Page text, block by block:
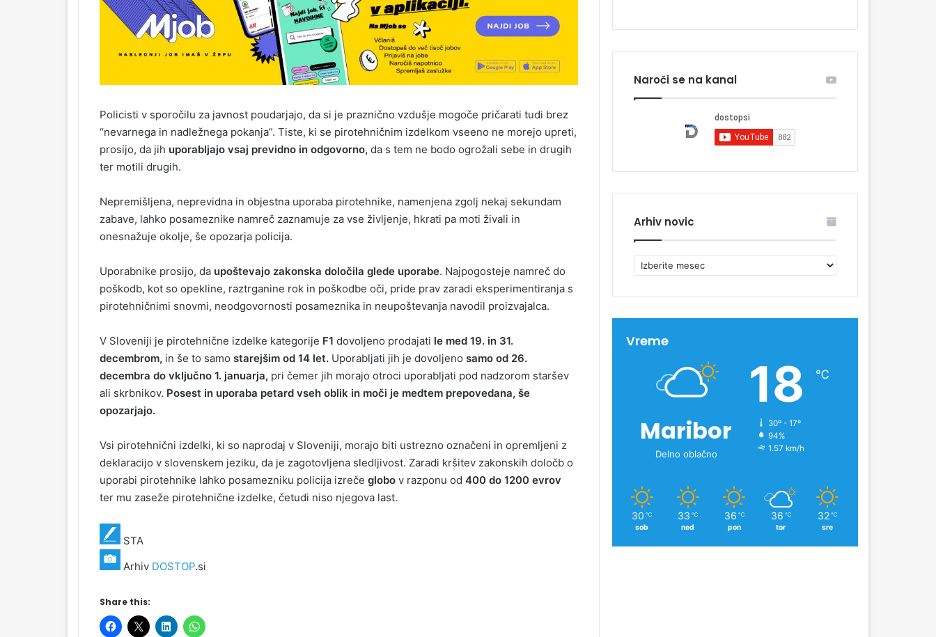
Policisti v sporočilu za javnost poudarjajo, da si je praznično vzdušje mogoče pričarati tudi brez
“nevarnega in nadležnega pokanja”. Tiste, ki se pirotehničnim izdelkom vseeno ne morejo upreti,
prosijo, da jih uporabljajo vsaj previdno in odgovorno, da s tem ne bodo ogrožali sebe in drugih
ter motili drugih.
Nepremišljena, neprevidna in objestna uporaba pirotehnike, namenjena zgolj nekaj sekundam
zabave, lahko posameznike namreč zaznamuje za vse življenje, hkrati pa moti živali in
onesnažuje okolje, še opozarja policija.
Uporabnike prosijo, da upoštevajo zakonska določila glede uporabe. Najpogosteje namreč do
poškodb, kot so opekline, raztrganine rok in poškodbe oči, pride prav zaradi eksperimentiranja s
pirotehničnimi snovmi, neodgovornosti posameznika in neupoštevanja navodil proizvajalca.
V Sloveniji je pirotehnične izdelke kategorije F1 dovoljeno prodajati le med 19. in 31.
decembrom, in še to samo starejšim od 14 let. Uporabljati jih je dovoljeno samo od 26.
decembra do vključno 1. januarja, pri čemer jih morajo otroci uporabljati pod nadzorom staršev
ali skrbnikov. Posest in uporaba petard vseh oblik in moči je medtem prepovedana, še
opozarjajo.
Vsi pirotehnični izdelki, ki so naprodaj v Sloveniji, morajo biti ustrezno označeni in opremljeni z
deklaracijo v slovenskem jeziku, da je zagotovljena sledljivost. Zaradi kršitev zakonskih določb o
uporabi pirotehnike lahko posamezniku policija izreče globo v razponu od 400 do 1200 evrov
ter mu zaseže pirotehnične izdelke, četudi niso njegova last.
STA
Arhiv DOSTOP.si
Share this:
Naroči se na kanal
Arhiv novic
r
v
n
Vreme
Maribor
Delno oblačno
18 ℃
30º - 17º
94%
1.57 km/h
30 ℃
sob
33 ℃
ned
36 ℃
pon
36 ℃
tor
32 ℃
sre